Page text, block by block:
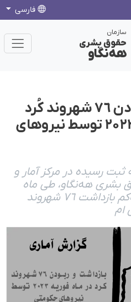
فارسی
سازمان
حقوق بشری
هەنگاو
بازداشت و ربودن ٧٦ شهروند کُرد
در ماه فوریه ۲۰۲۳ توسط نیروهای
ثبت رسیده در مرکز آمار و
بشری هەنگاو، طی ماه
فوریه ‌۲۰۲۳، دست‌کم بازداشت ٧٦ شهروند
ام